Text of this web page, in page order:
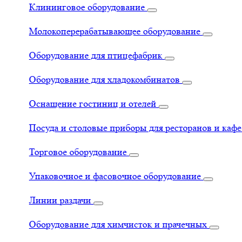
Клининговое оборудование
Молокоперерабатывающее оборудование
Оборудование для птицефабрик
Оборудование для хладокомбинатов
Оснащение гостиниц и отелей
Посуда и столовые приборы для ресторанов и кафе
Торговое оборудование
Упаковочное и фасовочное оборудование
Линии раздачи
Оборудование для химчисток и прачечных